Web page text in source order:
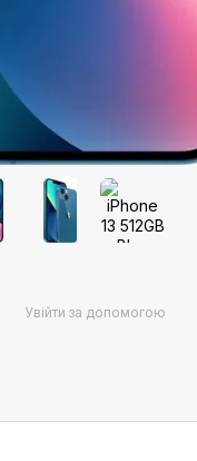
Увійти за допомогою